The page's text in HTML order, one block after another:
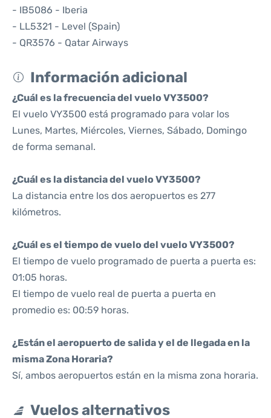
- IB5086 - Iberia
- LL5321 - Level (Spain)
- QR3576 - Qatar Airways
Información adicional
¿Cuál es la frecuencia del vuelo VY3500?
El vuelo VY3500 está programado para volar los
Lunes, Martes, Miércoles, Viernes, Sábado, Domingo
de forma semanal.
¿Cuál es la distancia del vuelo VY3500?
La distancia entre los dos aeropuertos es 277
kilómetros.
¿Cuál es el tiempo de vuelo del vuelo VY3500?
El tiempo de vuelo programado de puerta a puerta es:
01:05 horas.
El tiempo de vuelo real de puerta a puerta en
promedio es: 00:59 horas.
¿Están el aeropuerto de salida y el de llegada en la
misma Zona Horaria?
Sí, ambos aeropuertos están en la misma zona horaria.
Vuelos alternativos